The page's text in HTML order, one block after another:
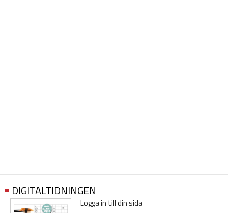
DIGITALTIDNINGEN
Logga in till din sida